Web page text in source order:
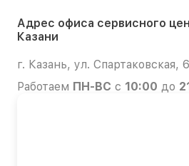
Адрес офиса сервисного
Казани
г. Казань, ул. Спартаковская, 6
Работаем ПН-ВС с 10:00 до